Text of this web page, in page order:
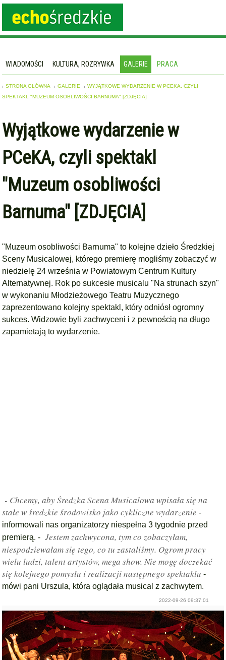
WIADOMOŚCI KULTURA, ROZRYWKA GALERIE PRACA
STRONA GŁÓWNA GALERIE
WYJĄTKOWE WYDARZENIE W PCEKA, CZYLI
SPEKTAKL "MUZEUM OSOBLIWOŚCI BARNUMA" [ZDJĘCIA]
Wyjątkowe wydarzenie w
PCeKA, czyli spektakl
"Muzeum osobliwości
Barnuma" [ZDJĘCIA]
"Muzeum osobliwości Barnuma" to kolejne dzieło Średzkiej
Sceny Musicalowej, którego premierę mogliśmy zobaczyć w
niedzielę 24 września w Powiatowym Centrum Kultury
Alternatywnej. Rok po sukcesie musicalu "Na strunach szyn"
w wykonaniu Młodzieżowego Teatru Muzycznego
zaprezentowano kolejny spektakl, który odniósł ogromny
sukces. Widzowie byli zachwyceni i z pewnością na długo
zapamietają to wydarzenie.
- Chcemy, aby Średzka Scena Musicalowa wpisała się na
stałe w średzkie środowisko jako cykliczne wydarzenie -
informowali nas organizatorzy niespełna 3 tygodnie przed
premierą. - Jestem zachwycona, tym co zobaczyłam,
niespodziewałam się tego, co tu zastaliśmy. Ogrom pracy
wielu ludzi, talent artystów, mega show. Nie mogę doczekać
się kolejnego pomysłu i realizacji następnego spektaklu -
mówi pani Urszula, która oglądała musical z zachwytem.
2022-09-26 09:37:01